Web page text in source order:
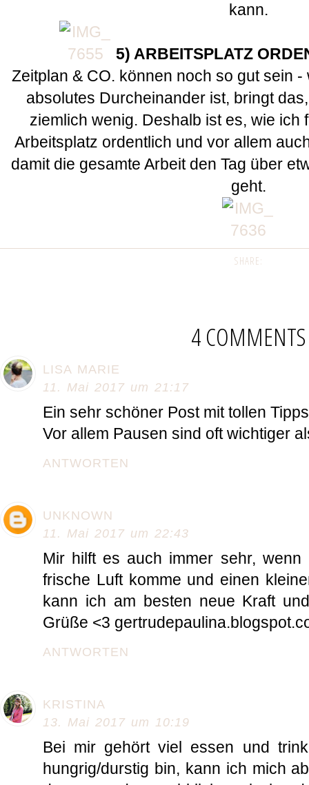
kann.
5) ARBEITSPLATZ
Zeitplan & CO. können noch so gut sein
absolutes Durcheinander ist, bringt
ziemlich wenig. Deshalb ist es, wie ich
Arbeitsplatz ordentlich und vor allem
damit die gesamte Arbeit den Tag über
geht.
SHARE:
4 COMMENTS
LISA MARIE
11. Mai 2017 um 21:17
Ein sehr schöner Post mit tollen
Vor allem Pausen sind oft wichtiger
ANTWORTEN
UNKNOWN
11. Mai 2017 um 22:43
Mir hilft es auch immer sehr,
frische Luft komme und einen
kann ich am besten neue Kraft
Grüße <3
ANTWORTEN
KRISTINA
13. Mai 2017 um 10:19
Bei mir gehört viel essen und
hungrig/durstig bin, kann ich mich